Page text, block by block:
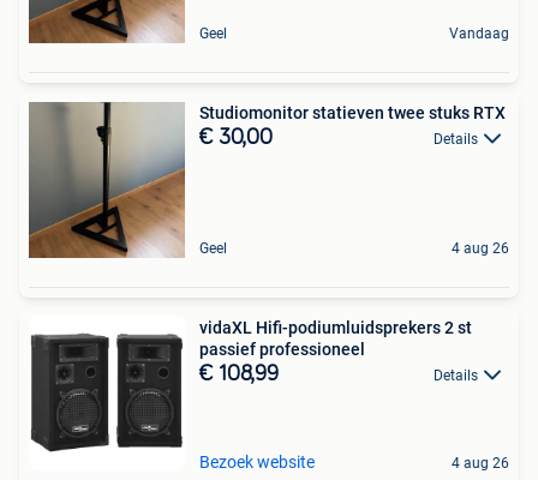
Geel Vandaag
Studiomonitor statieven twee stuks RTX
€ 30,00 Details
Geel 4 aug 26
vidaXL Hifi-podiumluidsprekers 2 st
passief professioneel
€ 108,99 Details
Bezoek website 4 aug 26